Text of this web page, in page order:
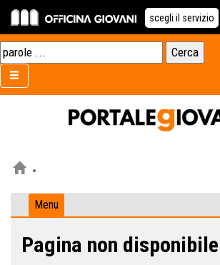
scegli il servizio
Menu
Pagina non disponibile